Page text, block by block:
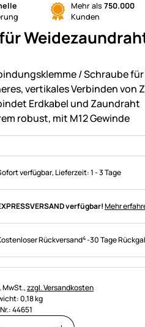
Mehr als 750.000
Kunden
/ Schraube
vertikales Verbinden von
Erdkabel und Zaundraht
robust, mit M12 Gewinde
verfügbar, Lieferzeit:1 - 3 Tage
verfügbar!Mehr
Rückversand4-30 Tage
MwSt.,zzgl. Versandkosten
0,18 kg
44651